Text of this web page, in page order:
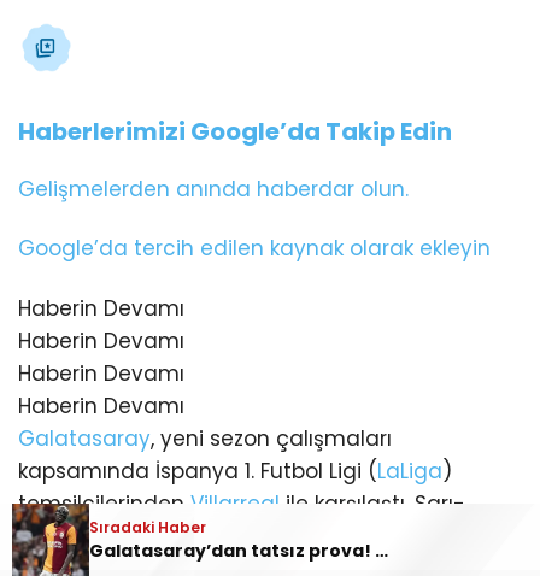
Sıradaki Haber
Galatasaray’dan tatsız prova! Sarı kırmızılılar Villarreal’e mağlup oldu
Haberlerimizi Google’da Takip Edin
Gelişmelerden anında haberdar olun.
Google’da tercih edilen kaynak olarak ekleyin
Haberin Devamı
Haberin Devamı
Haberin Devamı
Haberin Devamı
Galatasaray, yeni sezon çalışmaları
kapsamında İspanya 1. Futbol Ligi (LaLiga)
temsilcilerinden Villarreal ile karşılaştı. Sarı-
kırmızılı ekip maçtan 2-1 mağlup ayrıldı.